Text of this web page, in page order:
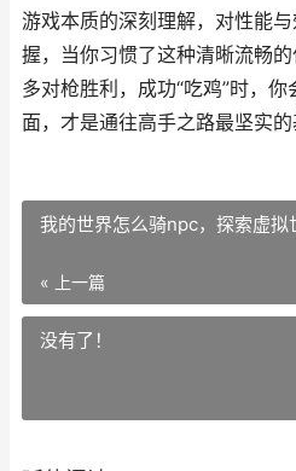
游戏本质的深刻理解，对性能
握，当你习惯了这种清晰流畅
多对枪胜利，成功“吃鸡”时，
面，才是通往高手之路最坚实的
我的世界怎么骑npc，探索虚拟
« 上一篇
没有了！